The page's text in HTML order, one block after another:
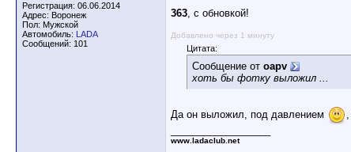
Регистрация: 06.06.2014
Адрес: Воронеж
Пол: Мужской
Автомобиль: LADA
Сообщений: 101
363, с обновкой!
Добавлено через 1 минуту
Цитата:
Сообщение от oapv
хоть бы фотку выложил ...
Да он выложил, под давлением
www.ladaclub.net